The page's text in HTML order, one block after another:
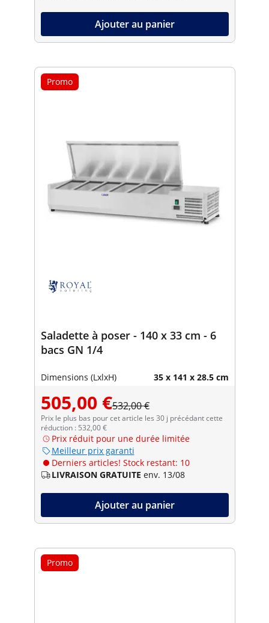
Ajouter au panier
Promo
Saladette à poser - 140 x 33 cm - 6
bacs GN 1/4
Dimensions (LxlxH) 35 x 141 x 28.5 cm
505,00 €532,00 €
Prix le plus bas pour cet article les 30 j précédant cette
réduction : 532,00 €
Prix réduit pour une durée limitée
Meilleur prix garanti
Derniers articles! Stock restant: 10
LIVRAISON GRATUITE env. 13/08
Ajouter au panier
Promo